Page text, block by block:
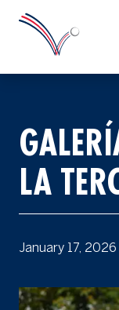
LA
January 17, 2026